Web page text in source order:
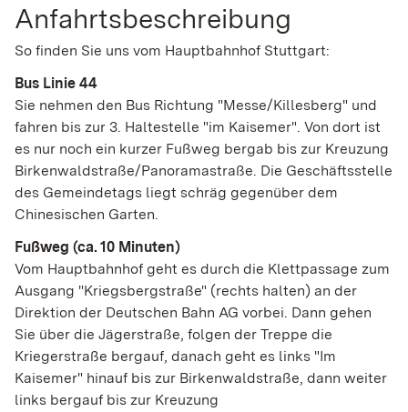
Anfahrtsbeschreibung
So finden Sie uns vom Hauptbahnhof Stuttgart:
Bus Linie 44
Sie nehmen den Bus Richtung "Messe/Killesberg" und
fahren bis zur 3. Haltestelle "im Kaisemer". Von dort ist
es nur noch ein kurzer Fußweg bergab bis zur Kreuzung
Birkenwaldstraße/Panoramastraße. Die Geschäftsstelle
des Gemeindetags liegt schräg gegenüber dem
Chinesischen Garten.
Fußweg (ca. 10 Minuten)
Vom Hauptbahnhof geht es durch die Klettpassage zum
Ausgang "Kriegsbergstraße" (rechts halten) an der
Direktion der Deutschen Bahn AG vorbei. Dann gehen
Sie über die Jägerstraße, folgen der Treppe die
Kriegerstraße bergauf, danach geht es links "Im
Kaisemer" hinauf bis zur Birkenwaldstraße, dann weiter
links bergauf bis zur Kreuzung